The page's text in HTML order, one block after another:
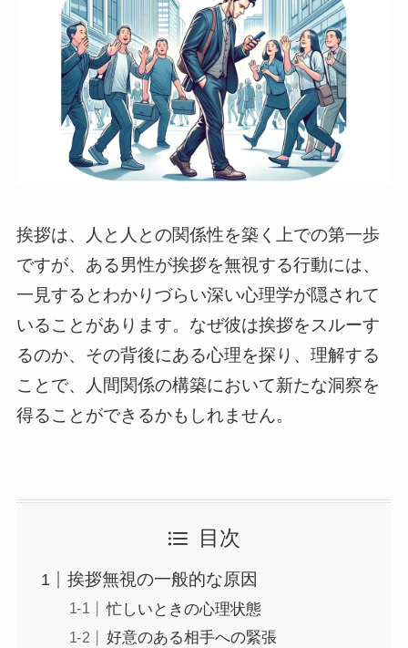
挨拶は、人と人との関係性を築く上での第一歩
ですが、ある男性が挨拶を無視する行動には、
一見するとわかりづらい深い心理学が隠されて
いることがあります。なぜ彼は挨拶をスルーす
るのか、その背後にある心理を探り、理解する
ことで、人間関係の構築において新たな洞察を
得ることができるかもしれません。
目次
挨拶無視の一般的な原因
忙しいときの心理状態
好意のある相手への緊張